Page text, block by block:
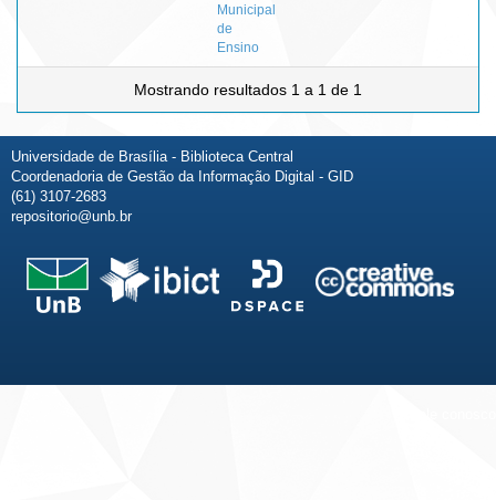
Municipal
de
Ensino
Mostrando resultados 1 a 1 de 1
Universidade de Brasília - Biblioteca Central
Coordenadoria de Gestão da Informação Digital - GID
(61) 3107-2683
repositorio@unb.br